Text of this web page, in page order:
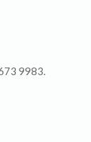
9983.